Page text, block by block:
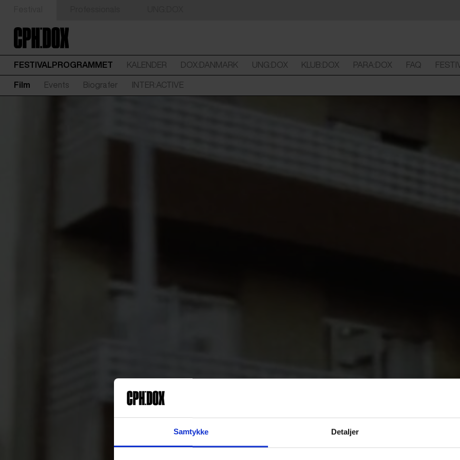
Samtykke Detaljer
FESTIVALPROGRAMMET KALENDER DOX:DANMARK UNG:DOX KLUB:DOX PARA:DOX FAQ
Film Events Biografer INTER:ACTIVE